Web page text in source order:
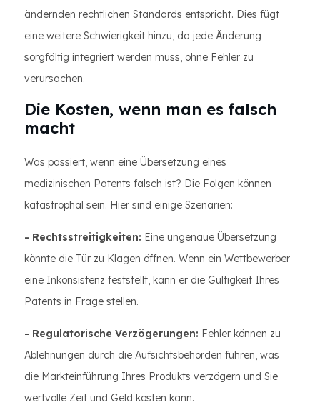
ändernden rechtlichen Standards entspricht. Dies fügt
eine weitere Schwierigkeit hinzu, da jede Änderung
sorgfältig integriert werden muss, ohne Fehler zu
verursachen.
Die Kosten, wenn man es falsch
macht
Was passiert, wenn eine Übersetzung eines
medizinischen Patents falsch ist? Die Folgen können
katastrophal sein. Hier sind einige Szenarien:
- Rechtsstreitigkeiten: Eine ungenaue Übersetzung
könnte die Tür zu Klagen öffnen. Wenn ein Wettbewerber
eine Inkonsistenz feststellt, kann er die Gültigkeit Ihres
Patents in Frage stellen.
- Regulatorische Verzögerungen: Fehler können zu
Ablehnungen durch die Aufsichtsbehörden führen, was
die Markteinführung Ihres Produkts verzögern und Sie
wertvolle Zeit und Geld kosten kann.